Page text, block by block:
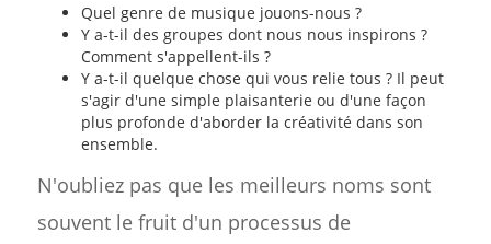
Quel genre de musique jouons-nous ?
Y a-t-il des groupes dont nous nous inspirons ?
Comment s'appellent-ils ?
Y a-t-il quelque chose qui vous relie tous ? Il peut
s'agir d'une simple plaisanterie ou d'une façon
plus profonde d'aborder la créativité dans son
ensemble.
N'oubliez pas que les meilleurs noms sont
souvent le fruit d'un processus de